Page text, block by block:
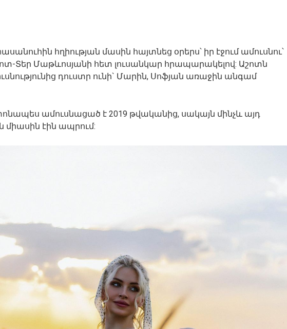
հղիության մասին հայտնեց օրերս՝ իր էջում ամուսնու՝
Տեր Մաթևոսյանի հետ լուսանկար հրապարակելով: Աշոտն
դուստր ունի` Մարին, Սոֆյան առաջին անգամ
ամուսնացած է 2019 թվականից, սակայն մինչև այդ
միասին էին ապրում: